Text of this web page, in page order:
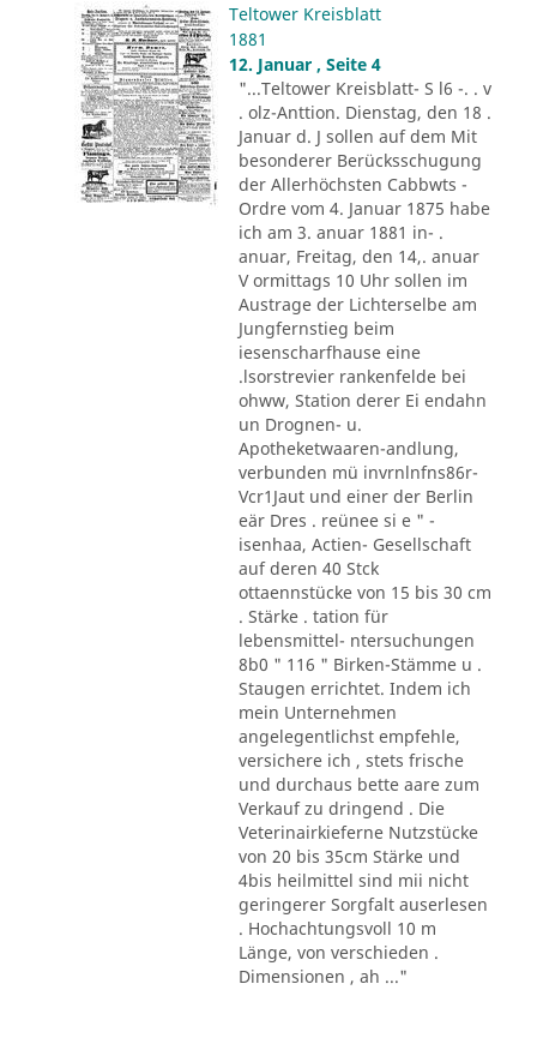
Teltower Kreisblatt
1881
12. Januar , Seite 4
"...Teltower Kreisblatt- S l6 -. . v
. olz-Anttion. Dienstag, den 18 .
Januar d. J sollen auf dem Mit
besonderer Berücksschugung
der Allerhöchsten Cabbwts -
Ordre vom 4. Januar 1875 habe
ich am 3. anuar 1881 in- .
anuar, Freitag, den 14,. anuar
V ormittags 10 Uhr sollen im
Austrage der Lichterselbe am
Jungfernstieg beim
iesenscharfhause eine
.lsorstrevier rankenfelde bei
ohww, Station derer Ei endahn
un Drognen- u.
Apotheketwaaren-andlung,
verbunden mü invrnlnfns86r-
Vcr1Jaut und einer der Berlin
eär Dres . reünee si e " -
isenhaa, Actien- Gesellschaft
auf deren 40 Stck
ottaennstücke von 15 bis 30 cm
. Stärke . tation für
lebensmittel- ntersuchungen
8b0 " 116 " Birken-Stämme u .
Staugen errichtet. Indem ich
mein Unternehmen
angelegentlichst empfehle,
versichere ich , stets frische
und durchaus bette aare zum
Verkauf zu dringend . Die
Veterinairkieferne Nutzstücke
von 20 bis 35cm Stärke und
4bis heilmittel sind mii nicht
geringerer Sorgfalt auserlesen
. Hochachtungsvoll 10 m
Länge, von verschieden .
Dimensionen , ah ..."